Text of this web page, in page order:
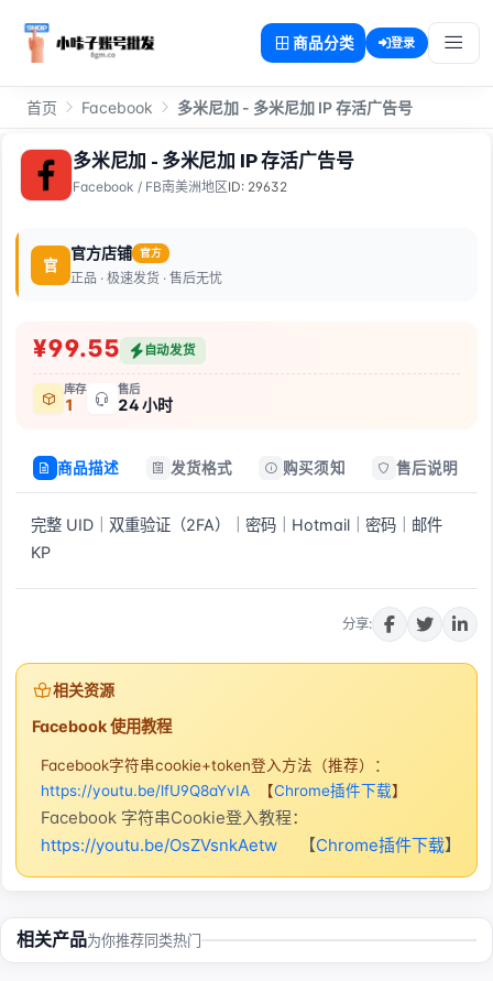
商品分类 登录
首页 Facebook 多米尼加 - 多米尼加 IP 存活广告号
多米尼加 - 多米尼加 IP 存活广告号
Facebook / FB南美洲地区ID: 29632
官
官方店铺 官方
正品 · 极速发货 · 售后无忧
¥99.55 自动发货
库存
1
售后
24 小时
商品描述 发货格式 购买须知 售后说明
完整 UID｜双重验证（2FA）｜密码｜Hotmail｜密码｜邮件
KP
分享:
相关资源
Facebook 使用教程
Facebook字符串cookie+token登入方法（推荐）：
https://youtu.be/lfU9Q8aYvIA 【Chrome插件下载】
Facebook 字符串Cookie登入教程：
https://youtu.be/OsZVsnkAetw
【Chrome插件下载】
相关产品为你推荐同类热门